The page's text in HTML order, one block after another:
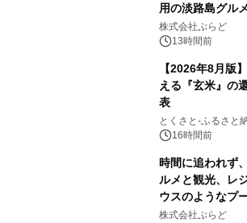
用の淡路島グル
プール グランピ
スの2施設で
株式会社ぷらど
13時間前
【2026年8月版
える『玄米』の
表
とくさと-ふるさと
16時間前
時間に追われず
ルメと観光、レ
ウスのようなプ
サウナも 「THE
株式会社ぷらど